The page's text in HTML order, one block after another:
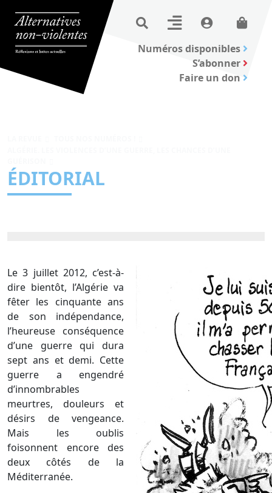
Numéros disponibles
S’abonner
Faire un don
ÉDITORIAL
Le 3 juillet 2012, c’est-à-
dire bientôt, l’Algérie va
fêter les cinquante ans
de son indépendance,
l’heureuse conséquence
d’une guerre qui dura
sept ans et demi. Cette
guerre a engendré
d’innombrables
meurtres, douleurs et
désirs de vengeance.
Mais les oublis
foisonnent encore des
deux côtés de la
Méditerranée.